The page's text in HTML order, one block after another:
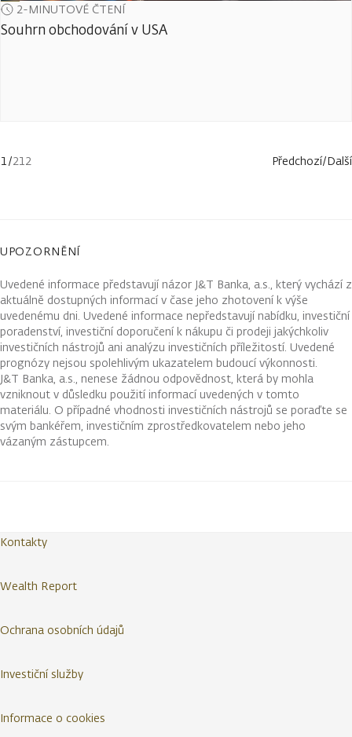
2-MINUTOVÉ ČTENÍ
Souhrn obchodování v USA
1/212 Předchozí/Další
UPOZORNĚNÍ
Uvedené informace představují názor J&T Banka, a.s., který vychází z
aktuálně dostupných informací v čase jeho zhotovení k výše
uvedenému dni. Uvedené informace nepředstavují nabídku, investiční
poradenství, investiční doporučení k nákupu či prodeji jakýchkoliv
investičních nástrojů ani analýzu investičních příležitostí. Uvedené
prognózy nejsou spolehlivým ukazatelem budoucí výkonnosti.
J&T Banka, a.s., nenese žádnou odpovědnost, která by mohla
vzniknout v důsledku použití informací uvedených v tomto
materiálu. O případné vhodnosti investičních nástrojů se poraďte se
svým bankéřem, investičním zprostředkovatelem nebo jeho
vázaným zástupcem.
Kontakty
Wealth Report
Ochrana osobních údajů
Investiční služby
Informace o cookies